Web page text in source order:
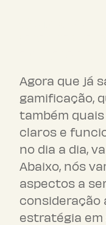
Agora que já
gamificação,
também
claros e
no dia a dia,
Abaixo, nós
aspectos a
consideração
estratégia em